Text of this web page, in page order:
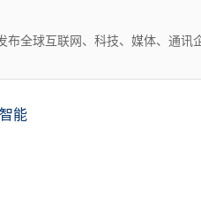
布全球互联网、科技、媒体、通
能